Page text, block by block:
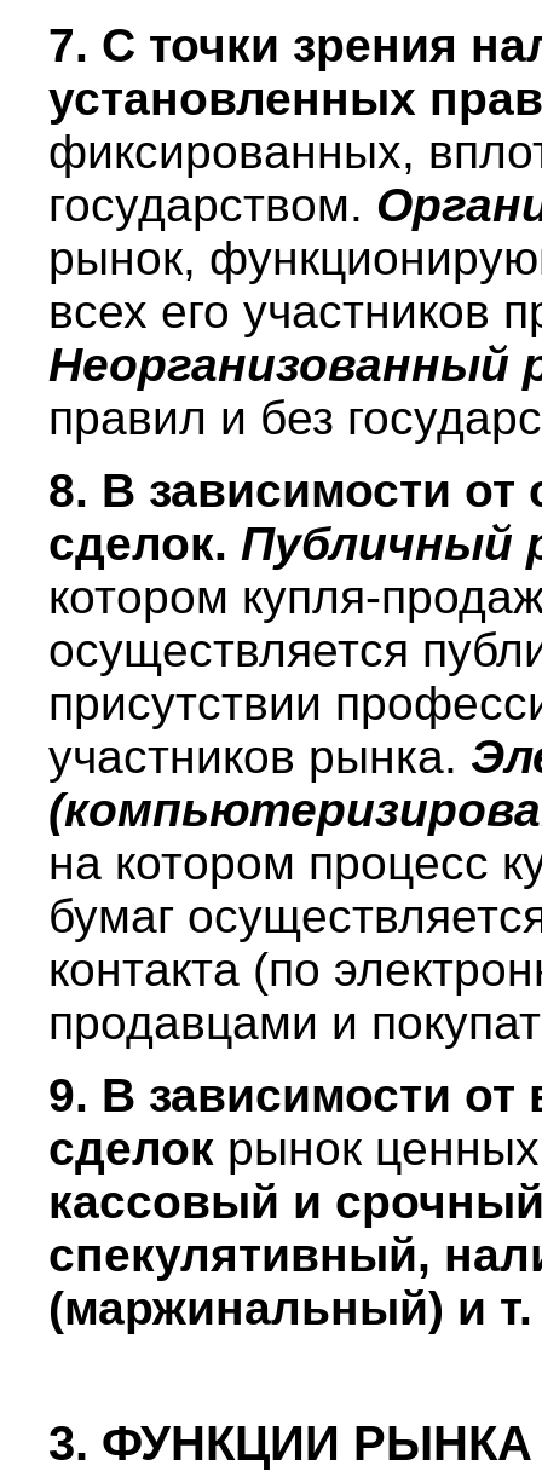
7. С точки зрения
установленных
фиксированных,
государством.
рынок,
всех его участников
Неорганизованный
правил и без
8. В зависимости от
сделок. Публичный
котором купля-
осуществляется
присутствии
участников рынка.
на котором процесс
бумаг
контакта (по
продавцами и
9. В зависимости
сделок рынок
кассовый и
спекулятивный,
(маржинальный) и
3. ФУНКЦИИ